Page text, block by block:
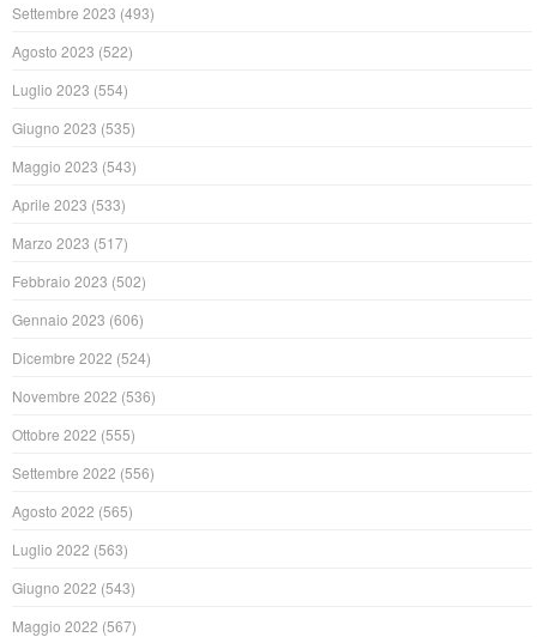
Settembre 2023 (493)
Agosto 2023 (522)
Luglio 2023 (554)
Giugno 2023 (535)
Maggio 2023 (543)
Aprile 2023 (533)
Marzo 2023 (517)
Febbraio 2023 (502)
Gennaio 2023 (606)
Dicembre 2022 (524)
Novembre 2022 (536)
Ottobre 2022 (555)
Settembre 2022 (556)
Agosto 2022 (565)
Luglio 2022 (563)
Giugno 2022 (543)
Maggio 2022 (567)